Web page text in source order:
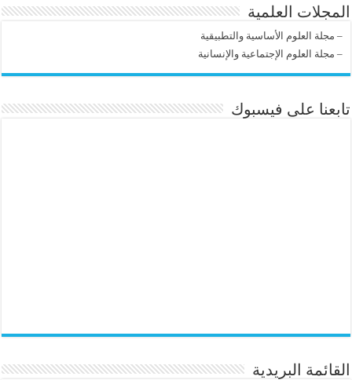
المجلات العلمية
– مجلة العلوم الأساسية والتطبيقية
– مجلة العلوم الإجتماعية والإنسانية
تابعنا على فيسبوك
القائمة البريدية